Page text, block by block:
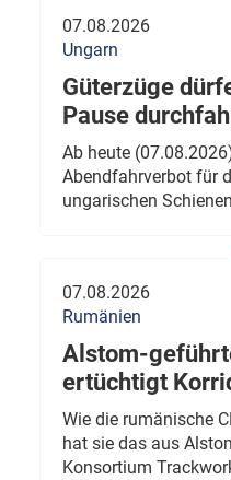
07.08.2026
Ungarn
Güterzüge
Pause
Ab heute
Abendfahrverbot für
ungarischen
07.08.2026
Rumänien
Alstom-
ertüchtigt
Wie die rumänische
hat sie das aus
Konsortium